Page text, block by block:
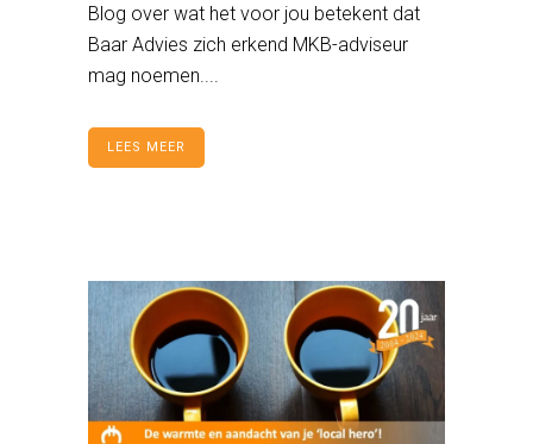
Blog over wat het voor jou betekent dat
Baar Advies zich erkend MKB-adviseur
mag noemen....
LEES MEER